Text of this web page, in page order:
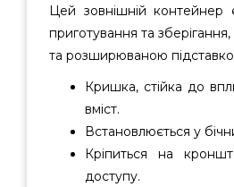
Цей зовнішній
приготування та
та розширюваною
Кришка, стійка до
вміст.
Встановлюється у
Кріпиться на
доступу.